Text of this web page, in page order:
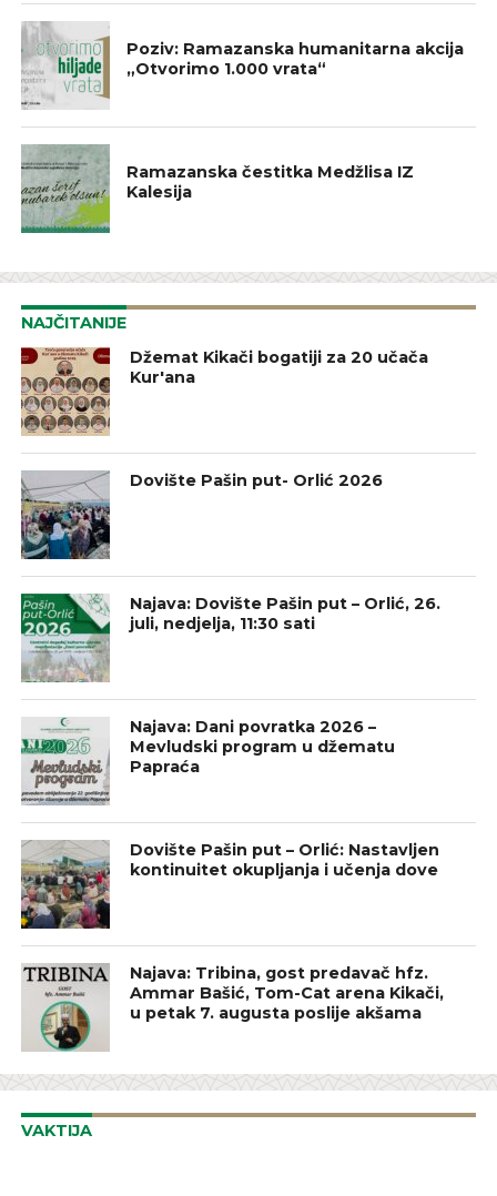
Poziv: Ramazanska humanitarna akcija
„Otvorimo 1.000 vrata“
Ramazanska čestitka Medžlisa IZ
Kalesija
NAJČITANIJE
Džemat Kikači bogatiji za 20 učača
Kur'ana
Dovište Pašin put- Orlić 2026
Najava: Dovište Pašin put – Orlić, 26.
juli, nedjelja, 11:30 sati
Najava: Dani povratka 2026 –
Mevludski program u džematu
Papraća
Dovište Pašin put – Orlić: Nastavljen
kontinuitet okupljanja i učenja dove
Najava: Tribina, gost predavač hfz.
Ammar Bašić, Tom-Cat arena Kikači,
u petak 7. augusta poslije akšama
VAKTIJA